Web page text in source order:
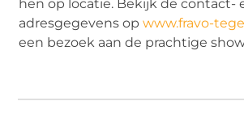
hen op locatie. Bekijk de contact-
adresgegevens opwww.fravo-
een bezoek aan de prachtige